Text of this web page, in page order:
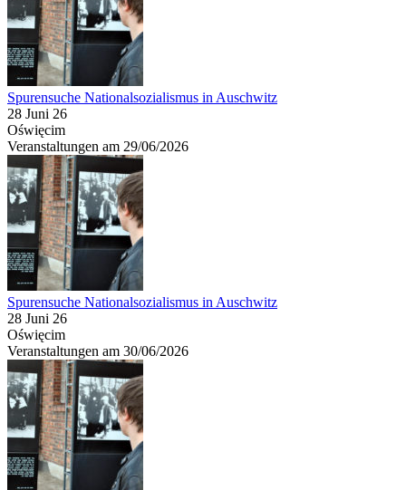
Spurensuche Nationalsozialismus in Auschwitz
28 Juni 26
Oświęcim
Veranstaltungen am 29/06/2026
Spurensuche Nationalsozialismus in Auschwitz
28 Juni 26
Oświęcim
Veranstaltungen am 30/06/2026